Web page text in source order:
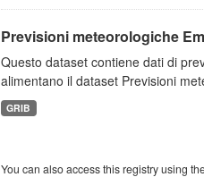
Previsioni meteorologiche
Questo dataset contiene dati di
alimentano il dataset Previsioni
GRIB
You can also access this registry using